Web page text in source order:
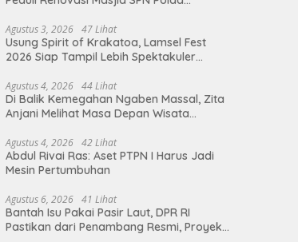
terhadap Sarana Ibadah
Agustus 3, 2026 47 Lihat
Usung Spirit of Krakatoa, Lamsel Fest
2026 Siap Tampil Lebih Spektakuler
Artis Ibu Kota
Agustus 4, 2026 44 Lihat
Di Balik Kemegahan Ngaben Massal, Zita
Anjani Melihat Masa Depan Wisata
Agustus 4, 2026 42 Lihat
Abdul Rivai Ras: Aset PTPN I Harus Jadi
Mesin Pertumbuhan
Agustus 6, 2026 41 Lihat
Bantah Isu Pakai Pasir Laut, DPR RI
Pastikan dari Penambang Resmi, Proyek